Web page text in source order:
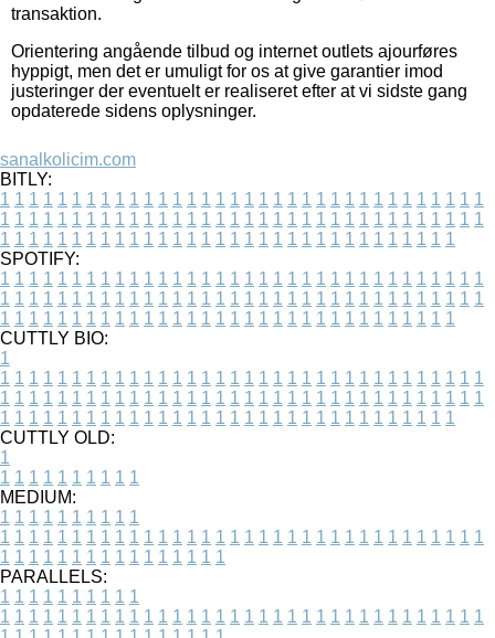
transaktion.
Orientering angående tilbud og internet outlets ajourføres
hyppigt, men det er umuligt for os at give garantier imod
justeringer der eventuelt er realiseret efter at vi sidste gang
opdaterede sidens oplysninger.
sanalkolicim.com
BITLY:
1 1 1 1 1 1 1 1 1 1 1 1 1 1 1 1 1 1 1 1 1 1 1 1 1 1 1 1 1 1 1 1 1 1
1 1 1 1 1 1 1 1 1 1 1 1 1 1 1 1 1 1 1 1 1 1 1 1 1 1 1 1 1 1 1 1 1 1
1 1 1 1 1 1 1 1 1 1 1 1 1 1 1 1 1 1 1 1 1 1 1 1 1 1 1 1 1 1 1 1
SPOTIFY:
1 1 1 1 1 1 1 1 1 1 1 1 1 1 1 1 1 1 1 1 1 1 1 1 1 1 1 1 1 1 1 1 1 1
1 1 1 1 1 1 1 1 1 1 1 1 1 1 1 1 1 1 1 1 1 1 1 1 1 1 1 1 1 1 1 1 1 1
1 1 1 1 1 1 1 1 1 1 1 1 1 1 1 1 1 1 1 1 1 1 1 1 1 1 1 1 1 1 1 1
CUTTLY BIO:
1
1 1 1 1 1 1 1 1 1 1 1 1 1 1 1 1 1 1 1 1 1 1 1 1 1 1 1 1 1 1 1 1 1 1
1 1 1 1 1 1 1 1 1 1 1 1 1 1 1 1 1 1 1 1 1 1 1 1 1 1 1 1 1 1 1 1 1 1
1 1 1 1 1 1 1 1 1 1 1 1 1 1 1 1 1 1 1 1 1 1 1 1 1 1 1 1 1 1 1 1
CUTTLY OLD:
1
1 1 1 1 1 1 1 1 1 1
MEDIUM:
1 1 1 1 1 1 1 1 1 1
1 1 1 1 1 1 1 1 1 1 1 1 1 1 1 1 1 1 1 1 1 1 1 1 1 1 1 1 1 1 1 1 1 1
1 1 1 1 1 1 1 1 1 1 1 1 1 1 1 1
PARALLELS:
1 1 1 1 1 1 1 1 1 1
1 1 1 1 1 1 1 1 1 1 1 1 1 1 1 1 1 1 1 1 1 1 1 1 1 1 1 1 1 1 1 1 1 1